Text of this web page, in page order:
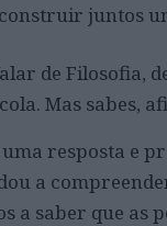
juntos
de Filosofia,
Mas sabes,
resposta e
a
a saber que as